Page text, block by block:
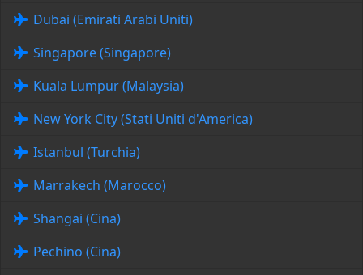
Dubai (Emirati Arabi Uniti)
Singapore (Singapore)
Kuala Lumpur (Malaysia)
New York City (Stati Uniti d'America)
Istanbul (Turchia)
Marrakech (Marocco)
Shangai (Cina)
Pechino (Cina)